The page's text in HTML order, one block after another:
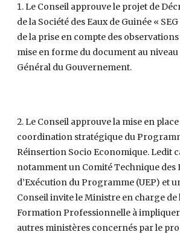
Le Conseil approuve le projet de
de la Société des Eaux de Guinée «
de la prise en compte des
mise en forme du document au
Général du Gouvernement.
Le Conseil approuve la mise en
coordination stratégique du
Réinsertion Socio Economique. Ledit
notamment un Comité Technique des
d’Exécution du Programme (UEP) et
Conseil invite le Ministre en charge de
Formation Professionnelle à
autres ministères concernés par le